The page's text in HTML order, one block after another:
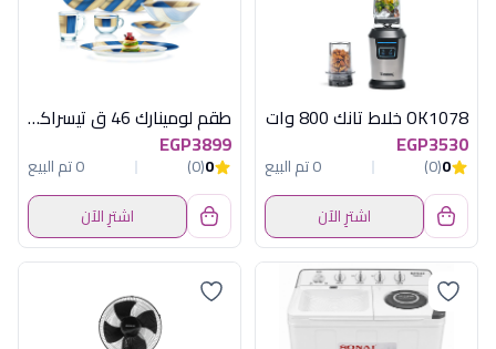
OK1078 خلاط تانك 800 وات
EGP3530
0
(0)
0 تم البيع
اشترِ الآن
طقم لومينارك 46 ق تيسراكت اماراتى
EGP3899
0
(0)
0 تم البيع
اشترِ الآن